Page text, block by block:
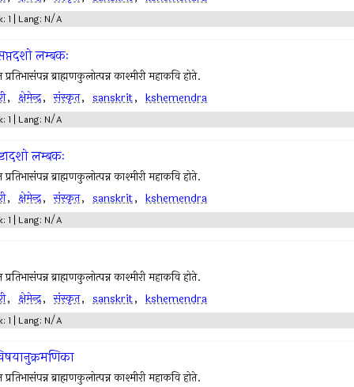
1 | Lang: N/A
लम्बकः
ब्राह्मणकुलोत्पन्न काश्मीरी महाकवि होते.
, क्षेमेन्द्र, संस्कृत, sanskrit, kshemendra
1 | Lang: N/A
लम्बकः
ब्राह्मणकुलोत्पन्न काश्मीरी महाकवि होते.
, क्षेमेन्द्र, संस्कृत, sanskrit, kshemendra
1 | Lang: N/A
ब्राह्मणकुलोत्पन्न काश्मीरी महाकवि होते.
, क्षेमेन्द्र, संस्कृत, sanskrit, kshemendra
1 | Lang: N/A
ब्राह्मणकुलोत्पन्न काश्मीरी महाकवि होते.